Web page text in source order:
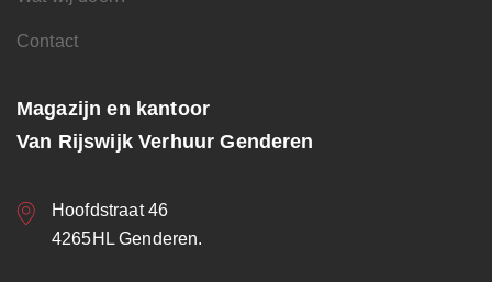
Contact
Magazijn en kantoor
Van Rijswijk Verhuur Genderen
Hoofdstraat 46
4265HL Genderen.